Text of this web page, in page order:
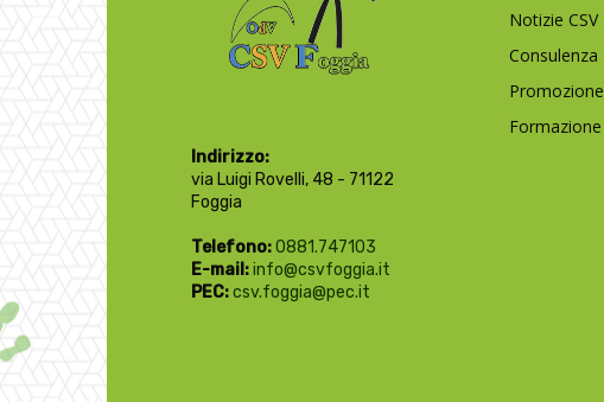
Indirizzo:
via Luigi Rovelli, 48 - 71122
Foggia
Telefono:0881.747103
E-mail:info@csvfoggia.it
PEC:csv.foggia@pec.it
Notizie CSV
Consulenza
Promozione
Formazione